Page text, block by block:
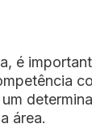
é
área.